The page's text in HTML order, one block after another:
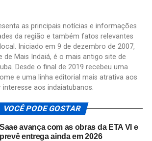
as principais notícias e informações
da região e também fatos relevantes
Iniciado em 9 de dezembro de 2007,
de Mais Indaiá, é o mais antigo site de
Desde o final de 2019 recebeu uma
e uma linha editorial mais atrativa aos
aos indaiatubanos.
VOCÊ PODE GOSTAR
Saae avança com as obras da ETA VI e
prevê entrega ainda em 2026